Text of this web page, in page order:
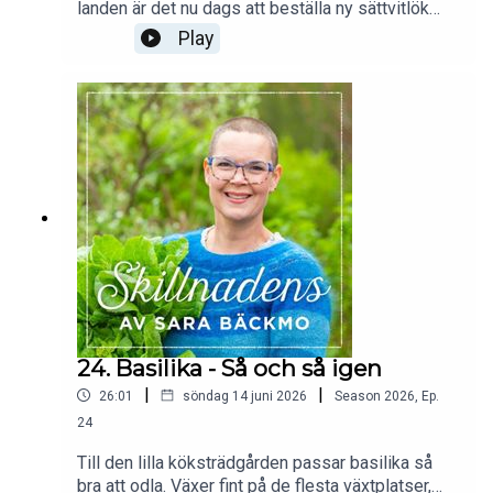
landen är det nu dags att beställa ny sättvitlök
inför nästa år. Jag delar tips om hur du kan odla
vitlök i en mindre grönsaksodling för att få bra
skörd. Hela Skillnadens sortiment av sättvitlök
och sättlök till hösten 2026 finns att se här:
https://sarabackmo.se/produkt-kategori/vaxter-
utsade/Vill du läsa mer tips om odling av vitlök
kan du kika på Skillnadens nya vitlöks-sida här:
Play
24. Basilika - Så och så igen
26:01 | söndag 14 juni 2026 | Season 2026, Ep.
24
Till den lilla köksträdgården passar basilika så
bra att odla. Växer fint på de flesta växtplatser,